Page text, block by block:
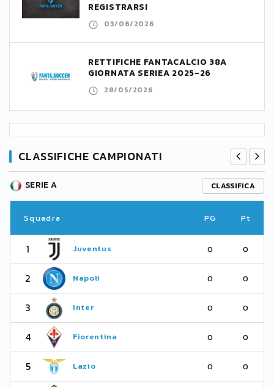
REGISTRARSI
03/06/2026
RETTIFICHE FANTACALCIO 38A
GIORNATA SERIEA 2025-26
28/05/2026
CLASSIFICHE CAMPIONATI
SERIE A CLASSIFICA
Squadra PG Pt
1 Juventus 0 0
2 Napoli 0 0
3 Inter 0 0
4 Fiorentina 0 0
5 Lazio 0 0